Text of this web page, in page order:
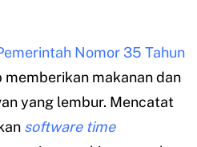
Nomor 35 Tahun
memberikan makanan dan
yang lembur. Mencatat
software time